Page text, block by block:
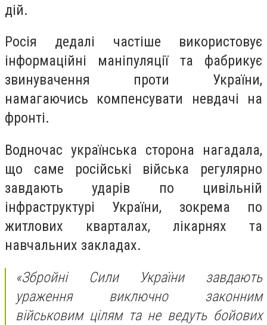
дій.
Росія дедалі частіше використовує
інформаційні маніпуляції та фабрикує
звинувачення проти України,
намагаючись компенсувати невдачі на
фронті.
Водночас українська сторона нагадала,
що саме російські війська регулярно
завдають ударів по цивільній
інфраструктурі України, зокрема по
житлових кварталах, лікарнях та
навчальних закладах.
«Збройні Сили України завдають
ураження виключно законним
військовим цілям та не ведуть бойових